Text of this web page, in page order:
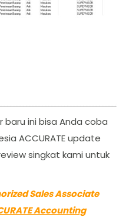
ini bisa Anda coba
ACCURATE update
singkat kami untuk
Sales Associate
Accounting